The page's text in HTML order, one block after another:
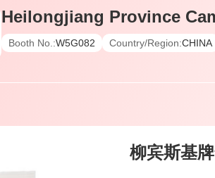
Heilongjiang Province
Booth No.:W5G082 Country/Region:CHINA
柳宾斯基